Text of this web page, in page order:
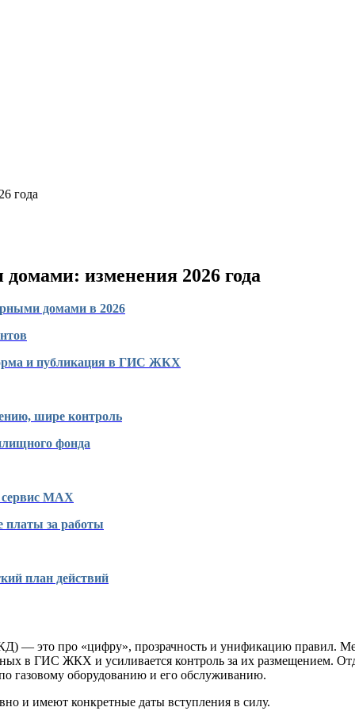
года
изменения 2026 года
домами в 2026
и публикация в ГИС ЖКХ
шире контроль
фонда
MAX
платы за работы
план действий
— это про «цифру», прозрачность и унификацию правил.
в ГИС ЖКХ и усиливается контроль за их размещением.
газовому оборудованию и его обслуживанию.
и имеют конкретные даты вступления в силу.